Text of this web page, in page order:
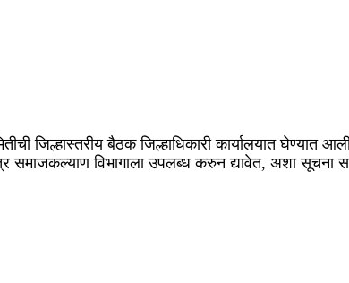
जिल्हास्तरीय बैठक जिल्हाधिकारी कार्यालयात
समाजकल्याण विभागाला उपलब्ध करुन द्यावेत, अशा सूचना